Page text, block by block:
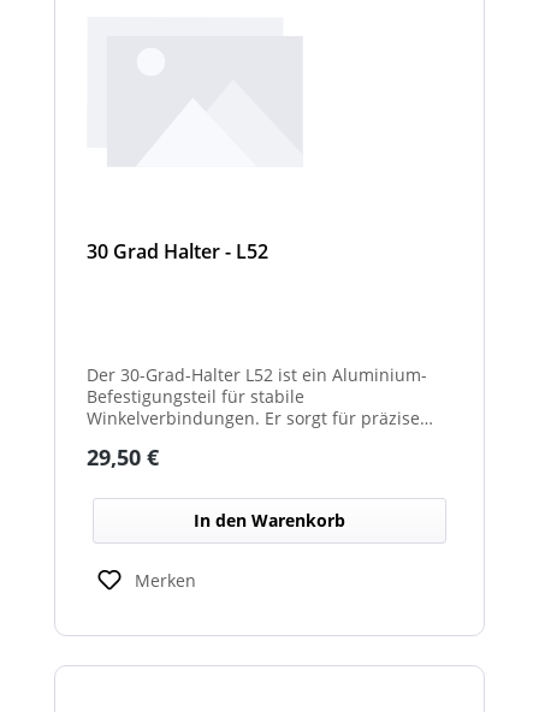
30 Grad Halter - L52
Der 30-Grad-Halter L52 ist ein Aluminium-
Befestigungsteil für stabile
Winkelverbindungen. Er sorgt für präzise
Durch das leichte, korrosionsbeständige
Anwendungen.
Regulärer Preis:
29,50 €
In den Warenkorb
Merken